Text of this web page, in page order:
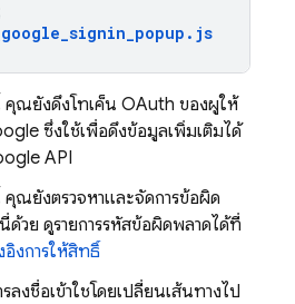
. js
คุณยังดึงโทเค็น OAuth ของผู้ให้
ซึ่งใช้เพื่อดึงข้อมูลเพิ่มเติมได้
API
ณยังตรวจหาและจัดการข้อผิด
ด้วย ดูรายการรหัสข้อผิดพลาดได้ที่
อิงการให้สิทธิ์
ลงชื่อเข้าใช้โดยเปลี่ยนเส้นทางไป